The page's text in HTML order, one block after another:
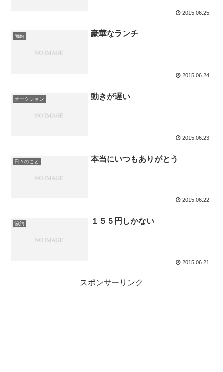
2015.06.25
節約 豪華なランチ
2015.06.24
オークション 動きが遅い
2015.06.23
日々のこと 本当にいつもありがとう
2015.06.22
節約 １５５円しかない
2015.06.21
スポンサーリンク